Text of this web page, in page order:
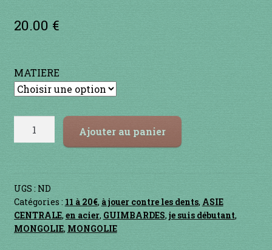
en acier
en bambou
en bois
en bronze
en laiton
en plastique
5 basé
client
20.00 €
MATIERE
Ajouter au panier
UGS : ND
Catégories : 11 à 20€, à jouer contre les dents, ASIE
CENTRALE, en acier, GUIMBARDES, je suis débutant,
MONGOLIE, MONGOLIE